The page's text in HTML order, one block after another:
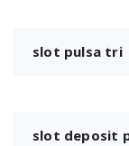
slot pulsa tri
slot deposit